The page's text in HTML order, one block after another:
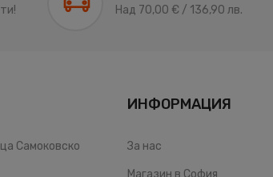
Над 70,00 € / 136,90 лв.
Самоковско
ИНФОРМАЦИЯ
За нас
Магазин в София